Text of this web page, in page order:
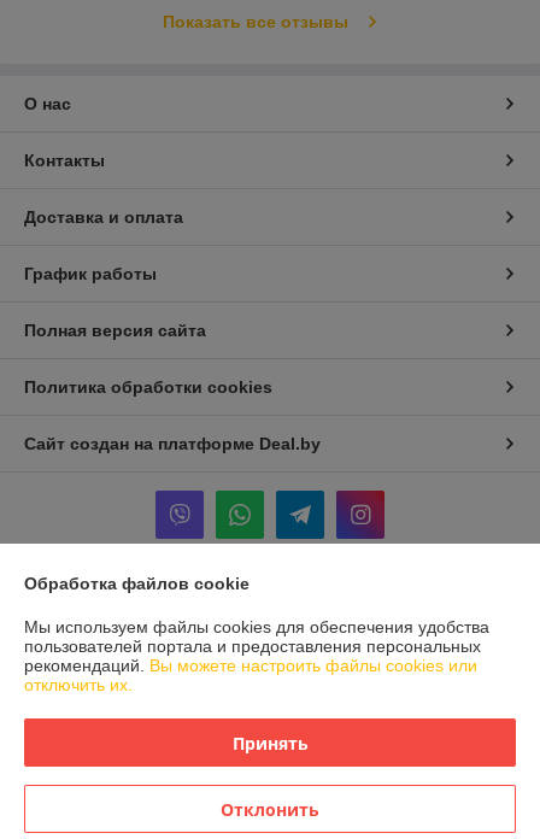
Показать все отзывы
О нас
Контакты
Доставка и оплата
График работы
Полная версия сайта
Политика обработки cookies
Сайт создан на платформе Deal.by
Юридическое лицо:ООО "БРАДЕХ"
Беларусь, 220073, г. Минск, ул. Скрыганова, д. 2, пом. 175 (кабинет
№23)
Регистрационный орган: Минский горисполком
Дата регистрации компании: 21.01.2015
Обработка файлов cookie
Мы используем файлы cookies для обеспечения удобства
пользователей портала и предоставления персональных
рекомендаций. Вы можете настроить файлы cookies или
отключить их.
Принять
Отклонить